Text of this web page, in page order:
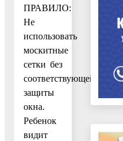
ПРАВИЛО:
Не
использовать
москитные
сетки без
соответствующей
защиты
окна.
Ребенок
видит